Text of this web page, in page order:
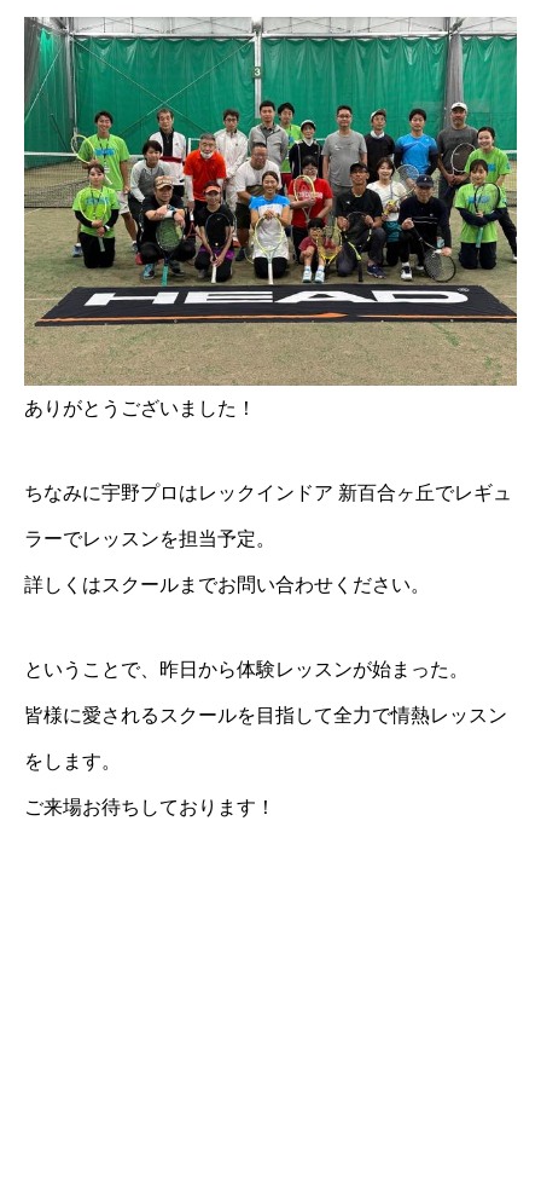
ありがとうございました！
ちなみに宇野プロはレックインドア 新百合ヶ丘でレギュ
ラーでレッスンを担当予定。
詳しくはスクールまでお問い合わせください。
ということで、昨日から体験レッスンが始まった。
皆様に愛されるスクールを目指して全力で情熱レッスン
をします。
ご来場お待ちしております！